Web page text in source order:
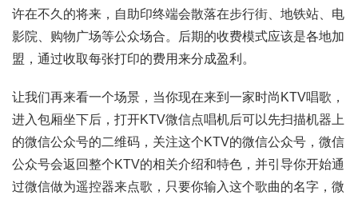
许在不久的将来，自助印终端会散落在步行街、地铁站、电
影院、购物广场等公众场合。后期的收费模式应该是各地加
盟，通过收取每张打印的费用来分成盈利。
让我们再来看一个场景，当你现在来到一家时尚KTV唱歌，
进入包厢坐下后，打开KTV微信点唱机后可以先扫描机器上
的微信公众号的二维码，关注这个KTV的微信公众号，微信
公众号会返回整个KTV的相关介绍和特色，并引导你开始通
过微信做为遥控器来点歌，只要你输入这个歌曲的名字，微